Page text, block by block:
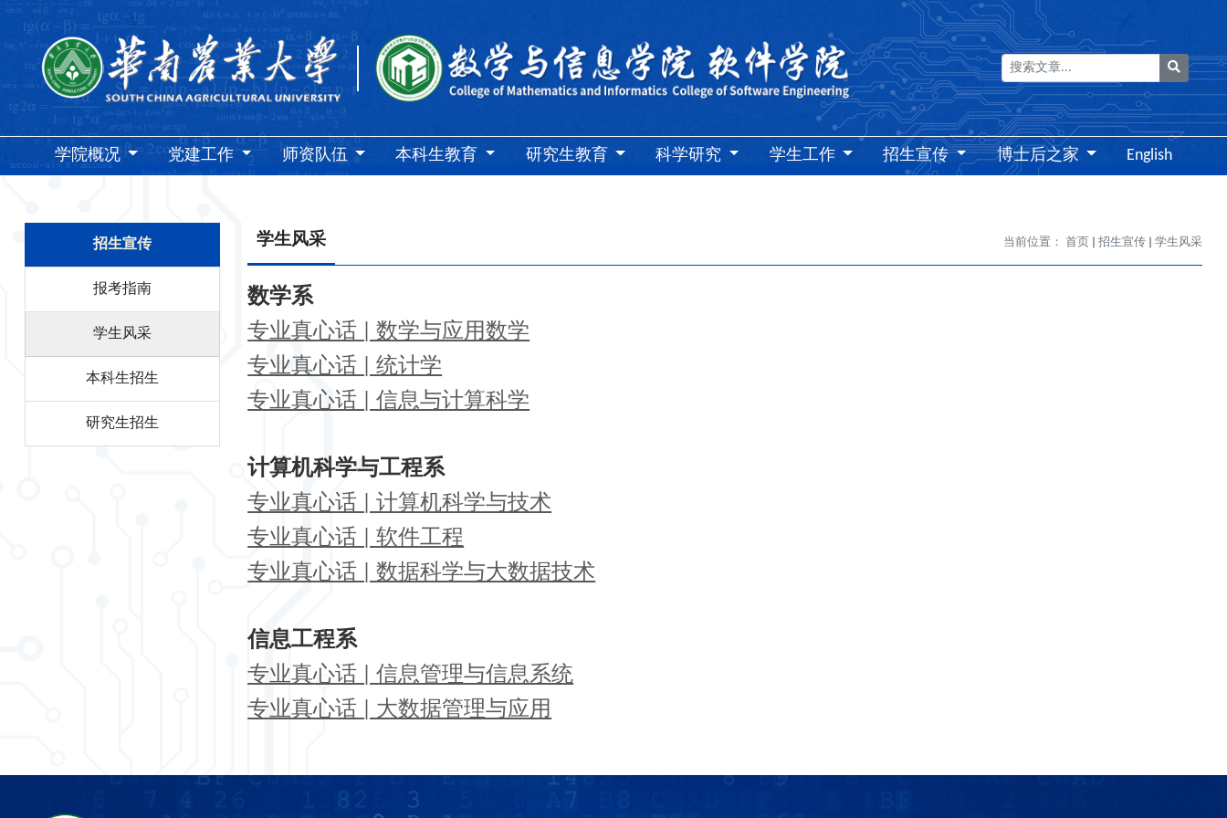
搜索
学院概况 党建工作 师资队伍 本科生教育 研究生教育 科学研究 学生工作 招生宣传 博士后之家 English
招生宣传
报考指南
学生风采
本科生招生
研究生招生
学生风采 当前位置： 首页 招生宣传 学生风采
数学系
专业真心话 | 数学与应用数学
专业真心话 | 统计学
专业真心话 | 信息与计算科学
计算机科学与工程系
专业真心话 | 计算机科学与技术
专业真心话 | 软件工程
专业真心话 | 数据科学与大数据技术
信息工程系
专业真心话 | 信息管理与信息系统
专业真心话 | 大数据管理与应用